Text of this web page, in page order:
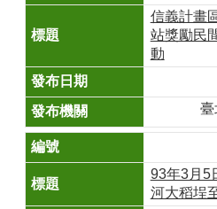
信義計畫
站獎勵民
動
臺
93年3月5
河大稻埕